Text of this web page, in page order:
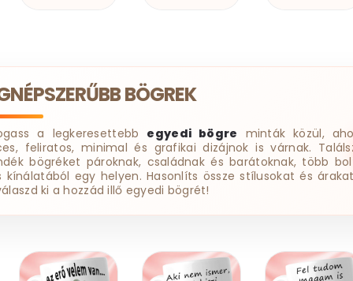
BÖGREK
a legkeresettebb egyedi bögre minták közül,
feliratos, minimal és grafikai dizájnok is várnak.
bögréket pároknak, családnak és barátoknak, több
kínálatából egy helyen. Hasonlíts össze stílusokat és
ki a hozzád illő egyedi bögrét!